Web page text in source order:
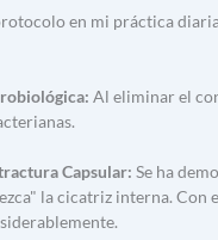
en mi práctica
Al eliminar el
Capsular: Se ha
la cicatriz interna. Con